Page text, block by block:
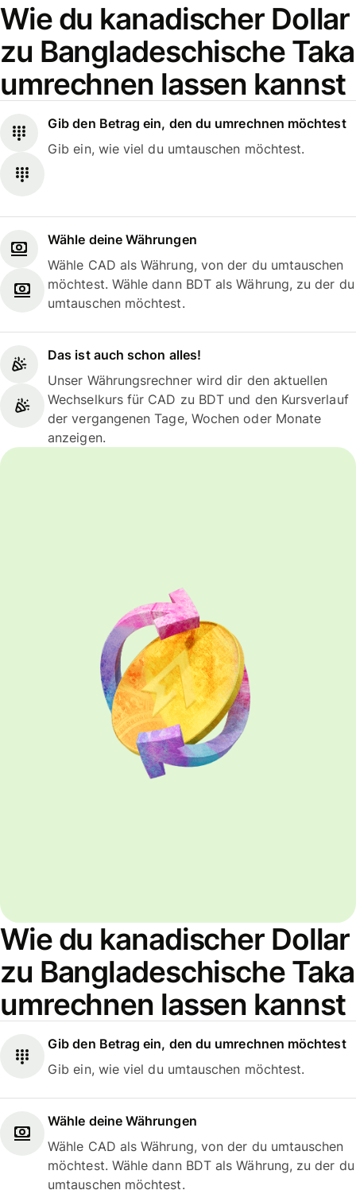
Wie du kanadischer Dollar
zu Bangladeschische Taka
umrechnen lassen kannst
Gib den Betrag ein, den du umrechnen möchtest
Gib ein, wie viel du umtauschen möchtest.
Wähle deine Währungen
Wähle CAD als Währung, von der du umtauschen
möchtest. Wähle dann BDT als Währung, zu der du
umtauschen möchtest.
Das ist auch schon alles!
Unser Währungsrechner wird dir den aktuellen
Wechselkurs für CAD zu BDT und den Kursverlauf
der vergangenen Tage, Wochen oder Monate
anzeigen.
Wie du kanadischer Dollar
zu Bangladeschische Taka
umrechnen lassen kannst
Gib den Betrag ein, den du umrechnen möchtest
Gib ein, wie viel du umtauschen möchtest.
Wähle deine Währungen
Wähle CAD als Währung, von der du umtauschen
möchtest. Wähle dann BDT als Währung, zu der du
umtauschen möchtest.